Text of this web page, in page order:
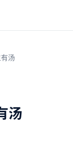
汤
汤